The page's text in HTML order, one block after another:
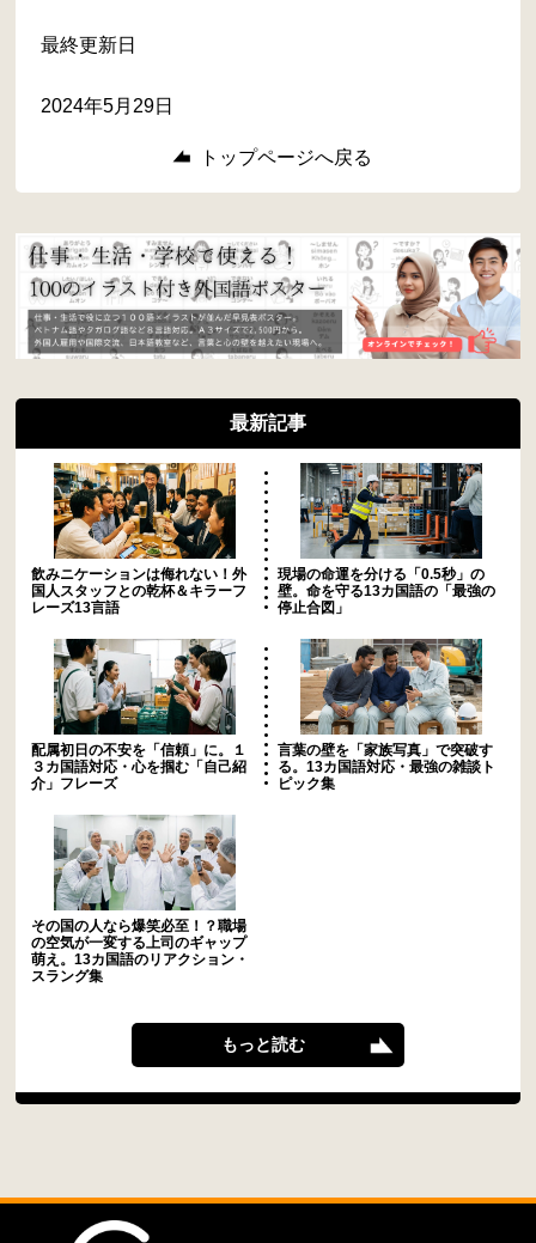
最終更新日
2024年5月29日
トップページへ戻る
最新記事
飲みニケーションは侮れない！外
国人スタッフとの乾杯＆キラーフ
レーズ13言語
現場の命運を分ける「0.5秒」の
壁。命を守る13カ国語の「最強の
停止合図」
配属初日の不安を「信頼」に。１
３カ国語対応・心を掴む「自己紹
介」フレーズ
言葉の壁を「家族写真」で突破す
る。13カ国語対応・最強の雑談ト
ピック集
その国の人なら爆笑必至！？職場
の空気が一変する上司のギャップ
萌え。13カ国語のリアクション・
スラング集
もっと読む